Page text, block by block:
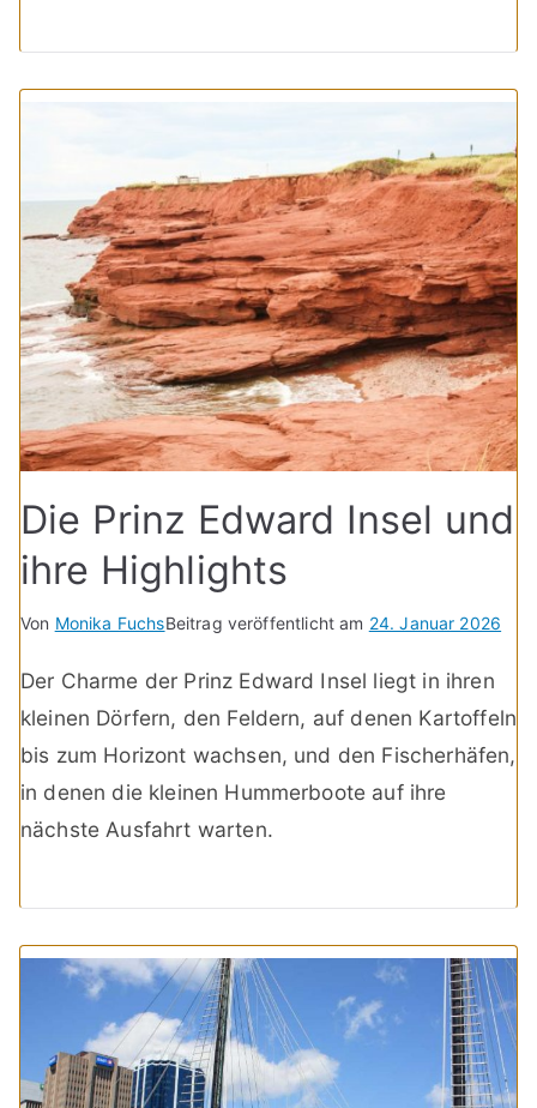
Die Prinz Edward Insel und
ihre Highlights
Von Monika FuchsBeitrag veröffentlicht am 24. Januar 2026
Der Charme der Prinz Edward Insel liegt in ihren
kleinen Dörfern, den Feldern, auf denen Kartoffeln
bis zum Horizont wachsen, und den Fischerhäfen,
in denen die kleinen Hummerboote auf ihre
nächste Ausfahrt warten.